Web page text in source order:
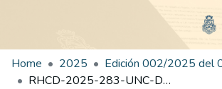
Home 2025
RHCD-2025-283-UNC-DEC#FCEFYN